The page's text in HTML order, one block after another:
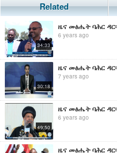
Related
34:33
6 years ago
30:18
7 years ago
49:50
6 years ago